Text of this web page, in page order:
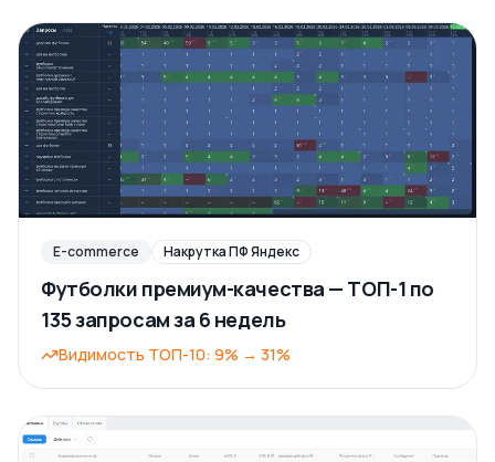
E-commerce Накрутка ПФ Яндекс
Футболки премиум-качества — ТОП-1 по
135 запросам за 6 недель
Видимость ТОП-10: 9% → 31%